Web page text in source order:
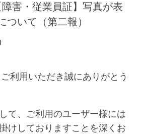
害・従業員証】写真が表
ついて（第二報）
利用いただき誠にありがとう
て、ご利用のユーザー様には
けしておりますことを深くお